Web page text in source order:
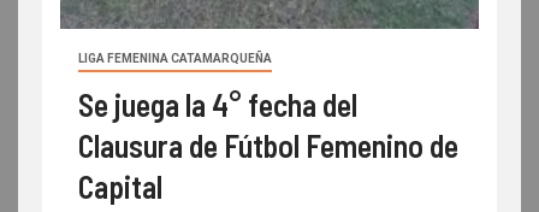
LIGA FEMENINA CATAMARQUEÑA
Se juega la 4° fecha del
Clausura de Fútbol Femenino de
Capital